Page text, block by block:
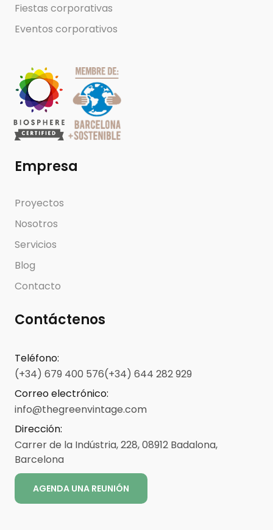
Fiestas corporativas
Eventos corporativos
Empresa
Proyectos
Nosotros
Servicios
Blog
Contacto
Contáctenos
Teléfono:
(+34) 679 400 576(+34) 644 282 929
Correo electrónico:
info@thegreenvintage.com
Dirección:
Carrer de la Indústria, 228, 08912 Badalona,
Barcelona
AGENDA UNA REUNIÓN